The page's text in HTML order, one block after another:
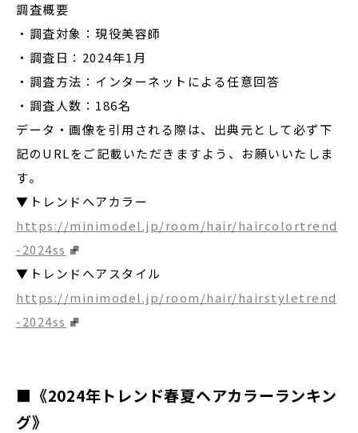
調査概要
・調査対象：現役美容師
・調査日：2024年1月
・調査方法：インターネットによる任意回答
・調査人数：186名
データ・画像を引用される際は、出典元として必ず下
記のURLをご記載いただきますよう、お願いいたしま
す。
▼トレンドヘアカラー
https://minimodel.jp/room/hair/haircolortrend
-2024ss
▼トレンドヘアスタイル
https://minimodel.jp/room/hair/hairstyletrend
-2024ss
■《2024年トレンド春夏ヘアカラーランキン
グ》